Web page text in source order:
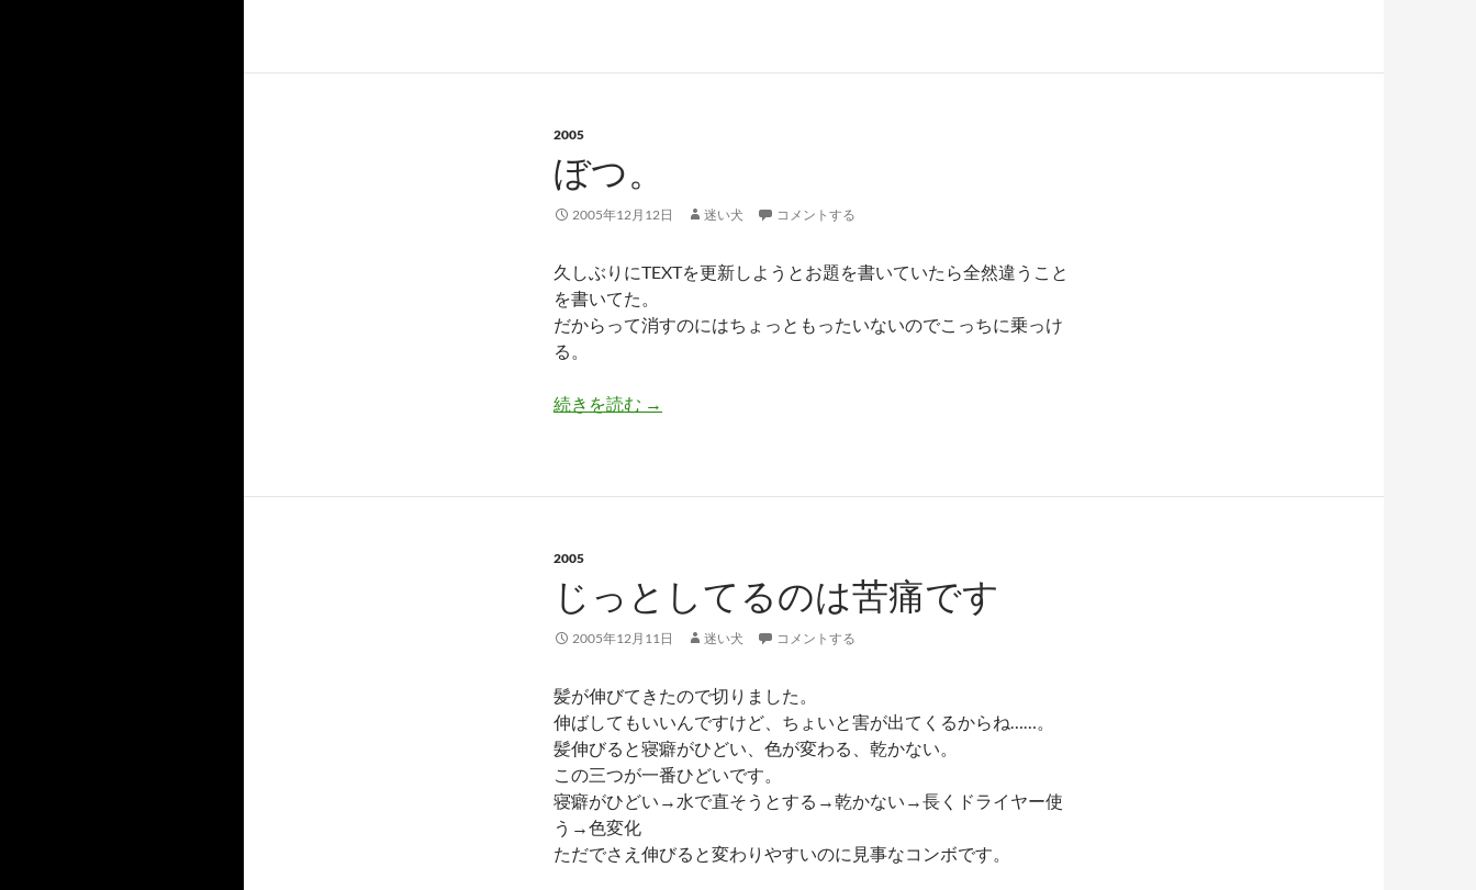
2005
ぼつ。
2005年12月12日 迷い犬 コメントする
久しぶりにTEXTを更新しようとお題を書いていたら全然違うこと
を書いてた。
だからって消すのにはちょっともったいないのでこっちに乗っけ
る。
続きを読む ぼつ。
→
2005
じっとしてるのは苦痛です
2005年12月11日 迷い犬 コメントする
髪が伸びてきたので切りました。
伸ばしてもいいんですけど、ちょいと害が出てくるからね……。
髪伸びると寝癖がひどい、色が変わる、乾かない。
この三つが一番ひどいです。
寝癖がひどい→水で直そうとする→乾かない→長くドライヤー使
う→色変化
ただでさえ伸びると変わりやすいのに見事なコンボです。